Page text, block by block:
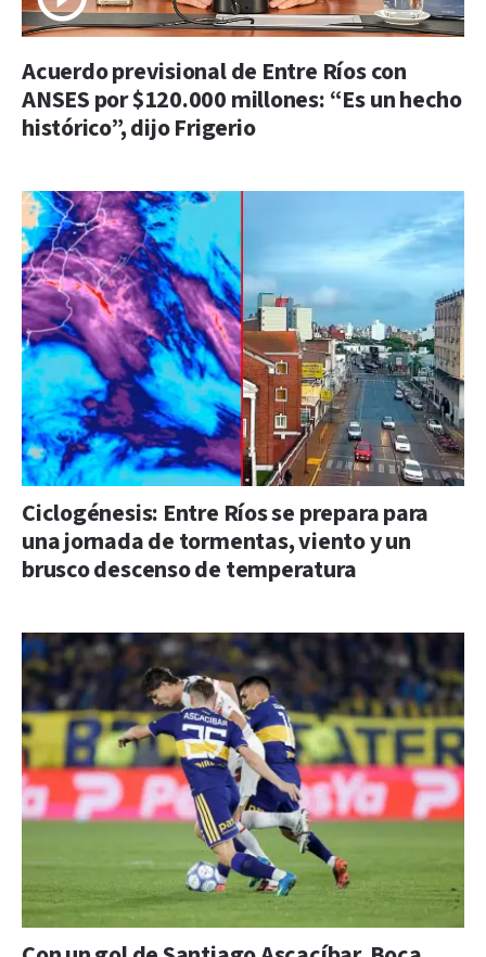
Acuerdo previsional de Entre Ríos con
ANSES por $120.000 millones: “Es un hecho
histórico”, dijo Frigerio
Ciclogénesis: Entre Ríos se prepara para
una jornada de tormentas, viento y un
brusco descenso de temperatura